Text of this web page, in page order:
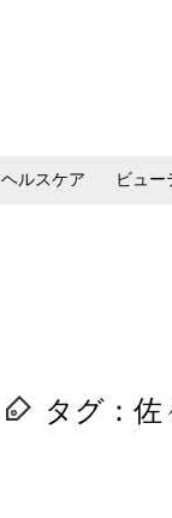
ヘルスケア ビュー
タグ：佐